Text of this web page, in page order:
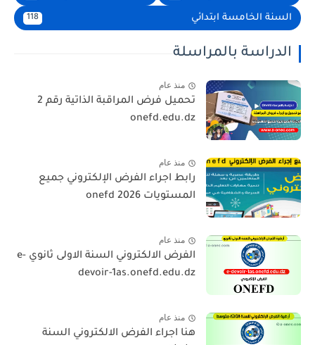
السنة الخامسة ابتدائي 118
الدراسة بالمراسلة
منذ عام
تحميل فرض المراقبة الذاتية رقم 2
onefd.edu.dz
منذ عام
رابط اجراء الفرض الإلكتروني جميع
المستويات 2026 onefd
منذ عام
الفرض الالكتروني السنة الاولى ثانوي e-
devoir-1as.onefd.edu.dz
منذ عام
هنا اجراء الفرض الالكتروني السنة